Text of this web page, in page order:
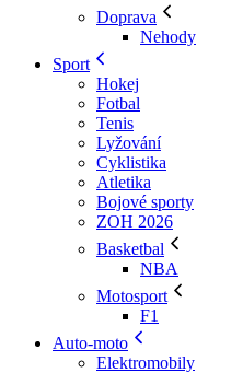
Doprava
Nehody
Sport
Hokej
Fotbal
Tenis
Lyžování
Cyklistika
Atletika
Bojové sporty
ZOH 2026
Basketbal
NBA
Motosport
F1
Auto-moto
Elektromobily